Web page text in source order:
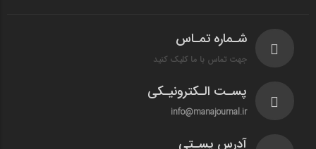
شـماره تمـاس
جهت تماس با ما کلیک کنید
پسـت الـکترونیـکی
info@manajournal.ir
آدرس پسـتی